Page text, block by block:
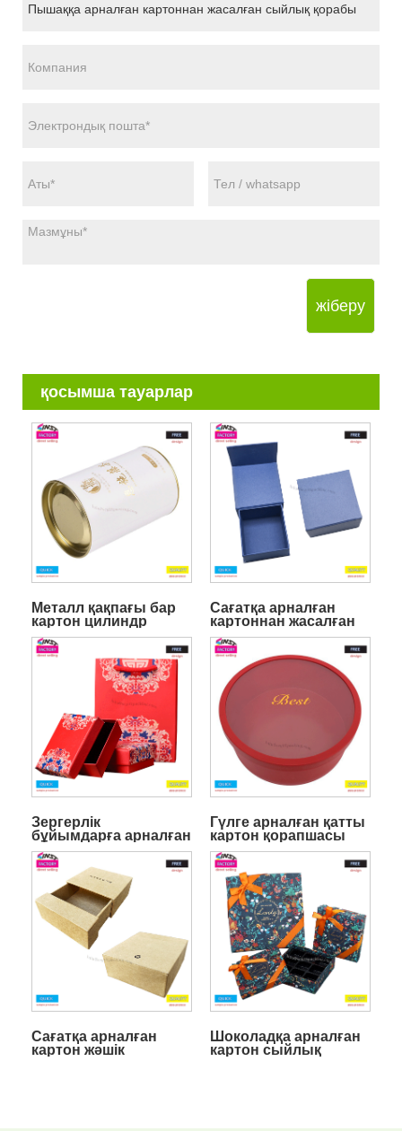
жіберу
қосымша тауарлар
Металл қақпағы бар
картон цилиндр
қораптары
Сағатқа арналған
картоннан жасалған
сыйлық қораптары
Зергерлік
бұйымдарға арналған
картоннан жасалған
сыйлық қораптары
Гүлге арналған қатты
картон қорапшасы
Сағатқа арналған
картон жәшік
Шоколадқа арналған
картон сыйлық